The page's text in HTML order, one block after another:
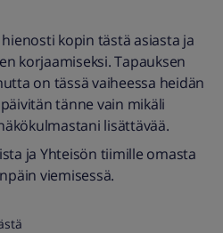
kopin tästä asiasta ja
korjaamiseksi. Tapauksen
on tässä vaiheessa heidän
tänne vain mikäli
lisättävää.
ja Yhteisön tiimille omasta
viemisessä.